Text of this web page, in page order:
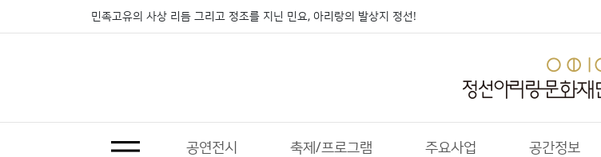
민족고유의 사상 리듬 그리고 정조를 지닌 민요, 아리랑의 발상지 정선!
공연전시 축제/프로그램 주요사업 공간정보